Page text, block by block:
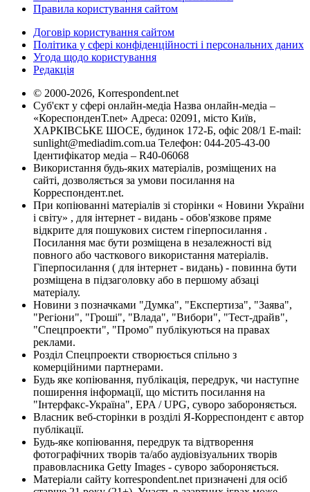
Правила користування сайтом
Договір користування сайтом
Політика у сфері конфіденційності і персональних даних
Угода щодо користування
Редакція
© 2000-2026, Korrespondent.net
Суб'єкт у сфері онлайн-медіа Назва онлайн-медіа –
«КореспонденТ.net» Адреса: 02091, місто Київ,
ХАРКІВСЬКЕ ШОСЕ, будинок 172-Б, офіс 208/1 E-mail:
sunlight@mediadim.com.ua Телефон: 044-205-43-00
Ідентифікатор медіа – R40-06068
Використання будь-яких матеріалів, розміщених на
сайті, дозволяється за умови посилання на
Корреспондент.net.
При копіюванні матеріалів зі сторінки « Новини України
і світу» , для інтернет - видань - обов'язкове пряме
відкрите для пошукових систем гіперпосилання .
Посилання має бути розміщена в незалежності від
повного або часткового використання матеріалів.
Гіперпосилання ( для інтернет - видань) - повинна бути
розміщена в підзаголовку або в першому абзаці
матеріалу.
Новини з позначками "Думка", "Експертиза", "Заява",
"Регіони", "Гроші", "Влада", "Вибори", "Тест-драйв",
"Спецпроекти", "Промо" публікуються на правах
реклами.
Розділ Спецпроекти створюється спільно з
комерційними партнерами.
Будь яке копіювання, публікація, передрук, чи наступне
поширення інформації, що містить посилання на
"Інтерфакс-Україна", EPA / UPG, суворо забороняється.
Власник веб-сторінки в розділі Я-Корреспондент є автор
публікації.
Будь-яке копіювання, передрук та відтворення
фотографічних творів та/або аудіовізуальних творів
правовласника Getty Images - суворо забороняється.
Матеріали сайту korrespondent.net призначені для осіб